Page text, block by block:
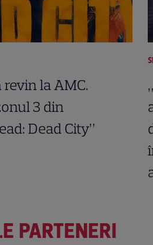
revin la AMC.
3 din
Dead City”
PARTENERI